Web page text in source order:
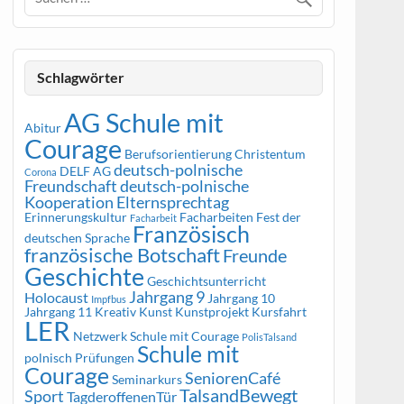
Schlagwörter
AbiturAG Schule mit
Courage BerufsorientierungChristentum
Corona DELF AGdeutsch-polnische
Freundschaftdeutsch-polnische
Kooperation Elternsprechtag
Erinnerungskultur Facharbeit Facharbeiten Fest der
deutschen Sprache Französisch
französische BotschaftFreunde
Geschichte Geschichtsunterricht
Holocaust Impfbus Jahrgang 9 Jahrgang 10
Jahrgang 11 Kreativ Kunst Kunstprojekt Kursfahrt
LER Netzwerk Schule mit Courage PolisTalsand
polnisch Prüfungen Schule mit
Courage SeminarkursSeniorenCafé
Sport TagderoffenenTürTalsandBewegt